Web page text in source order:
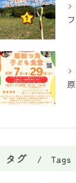
タグ Tags